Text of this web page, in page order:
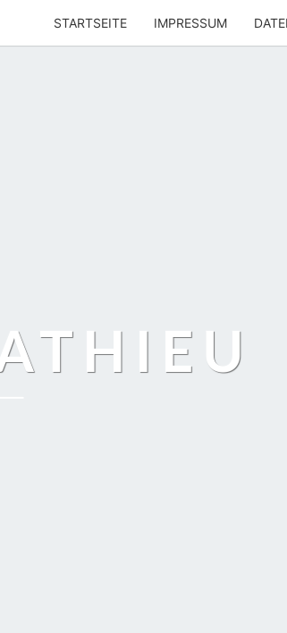
STARTSEITE IMPRESSUM